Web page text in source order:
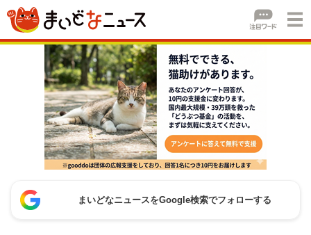
まいどなニュースをGoogle検索でフォローする